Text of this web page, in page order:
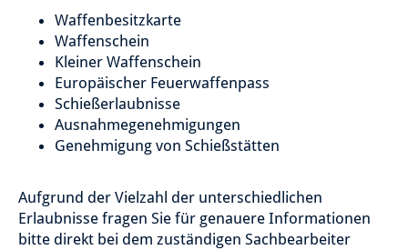
Waffenbesitzkarte
Waffenschein
Kleiner Waffenschein
Europäischer Feuerwaffenpass
Schießerlaubnisse
Ausnahmegenehmigungen
Genehmigung von Schießstätten
Aufgrund der Vielzahl der unterschiedlichen
Erlaubnisse fragen Sie für genauere Informationen
bitte direkt bei dem zuständigen Sachbearbeiter